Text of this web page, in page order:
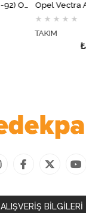
★ ★
₺645,04
ALIŞVERİŞ BİLGİLERİ